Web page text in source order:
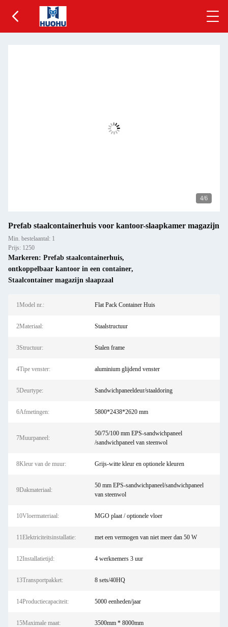
5/6
Prefab staalcontainerhuis voor kantoor-slaapkamer magazijn
Min. bestelaantal: 1
Prijs: 1250
Markeren: Prefab staalcontainerhuis,
ontkoppelbaar kantoor in een container,
Staalcontainer magazijn slaapzaal
1Model nr.: Flat Pack Container Huis
2Materiaal: Staalstructuur
3Structuur: Stalen frame
4Tipe venster: aluminium glijdend venster
5Deurtype: Sandwichpaneeldeur/staaldoring
6Afmetingen: 5800*2438*2620 mm
7Muurpaneel:
50/75/100 mm EPS-sandwichpaneel
/sandwichpaneel van steenwol
8Kleur van de muur: Grijs-witte kleur en optionele kleuren
9Dakmateriaal:
50 mm EPS-sandwichpaneel/sandwichpaneel
van steenwol
10Vloermateriaal: MGO plaat / optionele vloer
11Elektriciteitsinstallatie: met een vermogen van niet meer dan 50 W
12Installatietijd: 4 werknemers 3 uur
13Transportpakket: 8 sets/40HQ
14Productiecapaciteit: 5000 eenheden/jaar
15Maximale maat: 3500mm * 8000mm